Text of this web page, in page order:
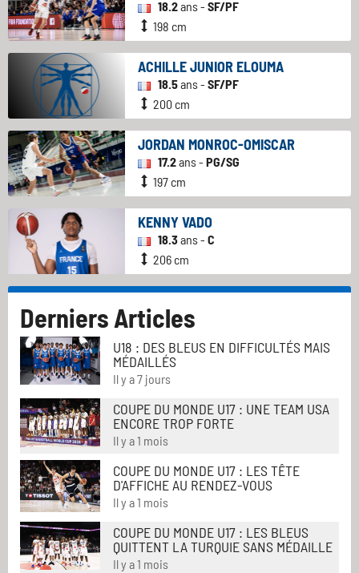
18.2ans - SF/PF
198 cm
ACHILLE JUNIOR ELOUMA
18.5ans - SF/PF
200 cm
JORDAN MONROC-OMISCAR
17.2ans - PG/SG
197 cm
KENNY VADO
18.3ans - C
206 cm
Derniers Articles
U18 : DES BLEUS EN DIFFICULTÉS MAIS
MÉDAILLÉS
Il y a 7 jours
COUPE DU MONDE U17 : UNE TEAM USA
ENCORE TROP FORTE
Il y a 1 mois
COUPE DU MONDE U17 : LES TÊTE
D'AFFICHE AU RENDEZ-VOUS
Il y a 1 mois
COUPE DU MONDE U17 : LES BLEUS
QUITTENT LA TURQUIE SANS MÉDAILLE
Il y a 1 mois